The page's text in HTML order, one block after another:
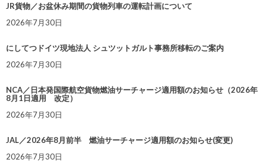
JR貨物／お盆休み期間の貨物列車の運転計画について
2026年7月30日
にしてつドイツ現地法人 シュツットガルト事務所移転のご案内
2026年7月30日
NCA／日本発国際航空貨物燃油サーチャージ適用額のお知らせ（2026年
8月1日適用 改定）
2026年7月30日
JAL／2026年8月前半 燃油サーチャージ適用額のお知らせ(変更)
2026年7月30日